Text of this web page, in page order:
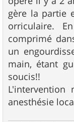
gère la partie
orriculaire.
comprimé
un
main, étant
soucis!!
anesthésie